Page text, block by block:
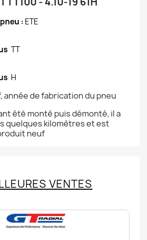
: ETE
TT
H
année de fabrication du pneu
été monté puis démonté, il a
quelques kilomètres et est
neuf
VENTES